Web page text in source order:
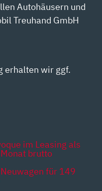
Autohäusern und
Treuhand GmbH
erhalten wir ggf.
im Leasing als
brutto
für 149